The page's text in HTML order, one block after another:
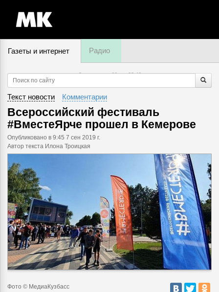
Газеты и интернет Радио
8 августа, суббота,23:48
Текст новости Комментарии
Всероссийский фестиваль
#ВместеЯрче прошел в Кемерове
Опубликовано в 9:45 7 сен 2019 г.
Автор текста Илона Троицкая
Фото © МедиаКузбасс